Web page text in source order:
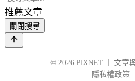
推薦文章
關閉搜尋
© 2026 PIXNET
文章
隱私權政策